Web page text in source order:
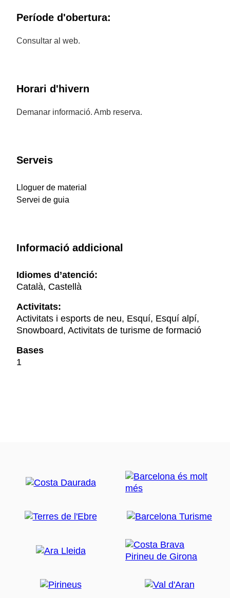
Període d'obertura:
Consultar al web.
Horari d'hivern
Demanar informació. Amb reserva.
Serveis
Lloguer de material
Servei de guia
Informació addicional
Idiomes d’atenció:
Català, Castellà
Activitats:
Activitats i esports de neu, Esquí, Esquí alpí,
Snowboard, Activitats de turisme de formació
Bases
1